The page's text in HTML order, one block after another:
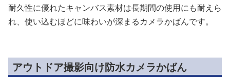
耐久性に優れたキャンバス素材は長期間の使用にも耐えら
れ、使い込むほどに味わいが深まるカメラかばんです。
アウトドア撮影向け防水カメラかばん